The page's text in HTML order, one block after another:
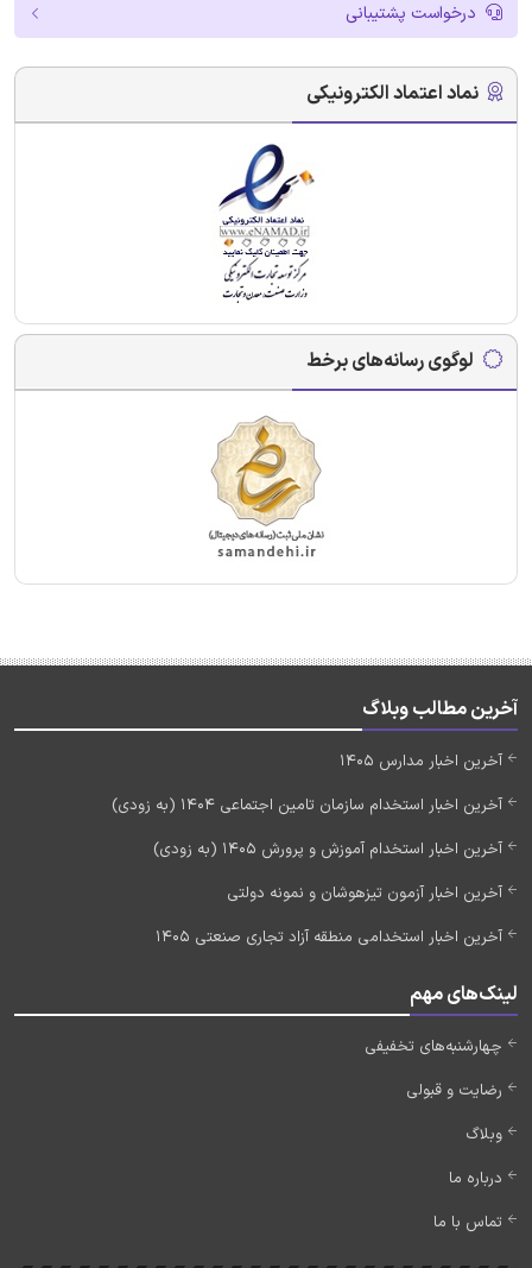
درخواست پشتیبانی
نماد اعتماد الکترونیکی
لوگوی رسانه‌های برخط
آخرین مطالب وبلاگ
آخرین اخبار مدارس 1405
آخرین اخبار استخدام سازمان تامین اجتماعی 1404 (به زودی)
آخرین اخبار استخدام آموزش و پرورش 1405 (به زودی)
آخرین اخبار آزمون تیزهوشان و نمونه دولتی
آخرین اخبار استخدامی منطقه آزاد تجاری صنعتی 1405
لینک‌های مهم
چهارشنبه‌های تخفیفی
رضایت و قبولی
وبلاگ
درباره ما
تماس با ما